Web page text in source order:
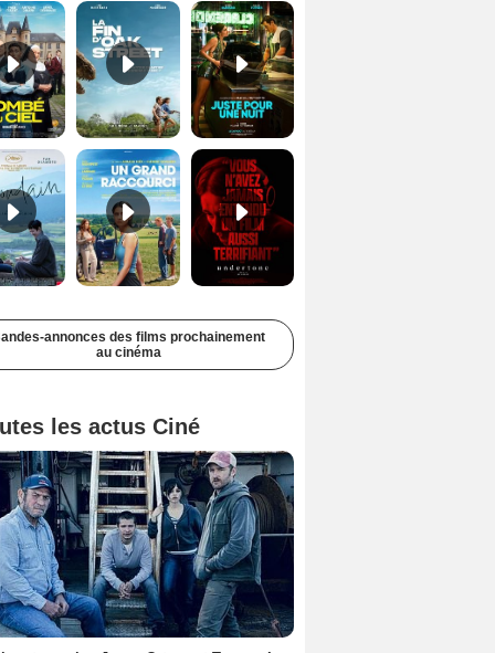
Soudain Bande-annonce VF STFR Un grand raccourci Bande-annonce VF
annonces des films prochainement
au cinéma
les actus Ciné